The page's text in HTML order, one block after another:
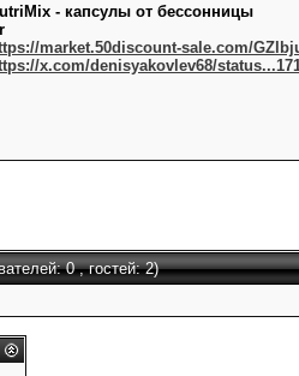
- капсулы от бессонницы
market.50discount-sale.com/
x.com/denisyakovlev68/
0 , гостей: 2)